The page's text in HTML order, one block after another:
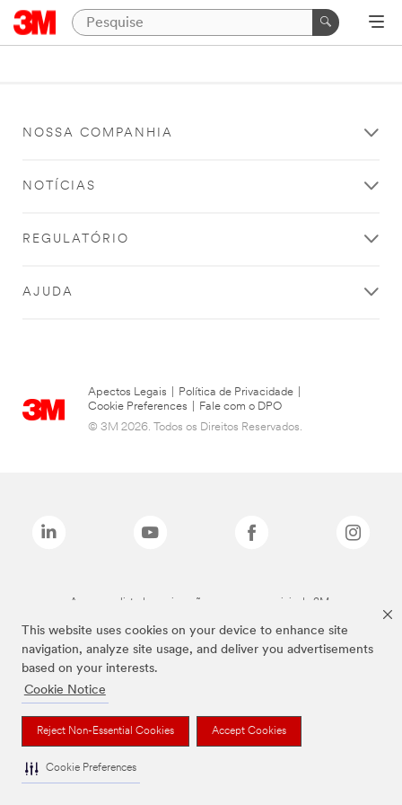
This website uses cookies on your device to enhance site
navigation, analyze site usage, and deliver you advertisements
based on your interests.
Cookie Notice
Reject Non-Essential Cookies Accept Cookies
Cookie Preferences
NOSSA COMPANHIA
NOTÍCIAS
REGULATÓRIO
AJUDA
Apectos Legais Política de Privacidade
Cookie Preferences
Fale com o DPO
© 3M 2026. Todos os Direitos Reservados.
As marcas listadas a cima são marcas comerciais da 3M.